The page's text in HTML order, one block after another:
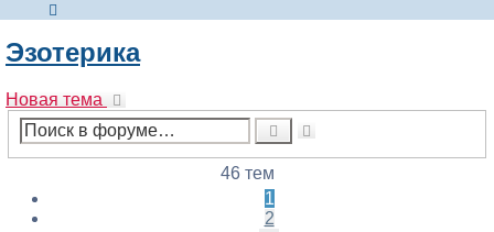
Эзотерика
Новая тема
Поиск
46 тем
1
2